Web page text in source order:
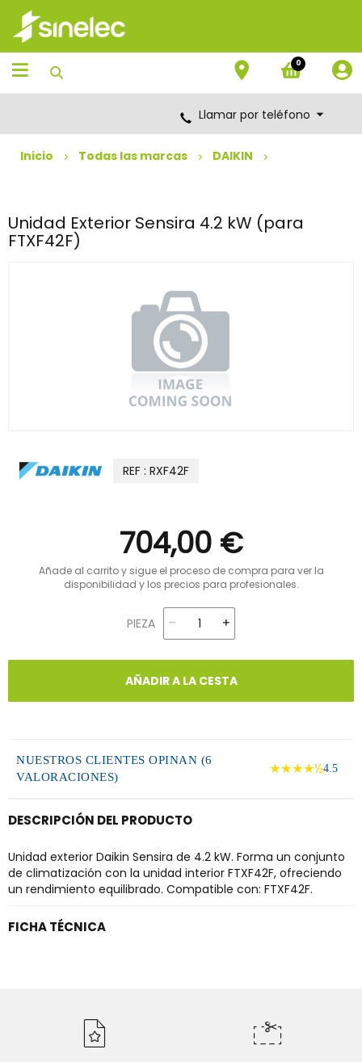
Saltar
contenido
Saltar
menú
de
navegación
0
Llamar por teléfono
Inicio Todas las marcas DAIKIN
Unidad Exterior Sensira 4.2 kW (para
FTXF42F)
REF : RXF42F
704,00 €
Añade al carrito y sigue el proceso de compra para ver la
disponibilidad y los precios para profesionales.
PIEZA
AÑADIR A LA CESTA
NUESTROS CLIENTES OPINAN (6
VALORACIONES)
★★★★½4.5
DESCRIPCIÓN DEL PRODUCTO
Unidad exterior Daikin Sensira de 4.2 kW. Forma un conjunto
de climatización con la unidad interior FTXF42F, ofreciendo
un rendimiento equilibrado. Compatible con: FTXF42F.
FICHA TÉCNICA